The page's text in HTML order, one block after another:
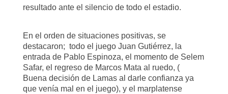
resultado ante el silencio de todo el estadio.
En el orden de situaciones positivas, se
destacaron; todo el juego Juan Gutiérrez, la
entrada de Pablo Espinoza, el momento de Selem
Safar, el regreso de Marcos Mata al ruedo, (
Buena decisión de Lamas al darle confianza ya
que venía mal en el juego), y el marplatense